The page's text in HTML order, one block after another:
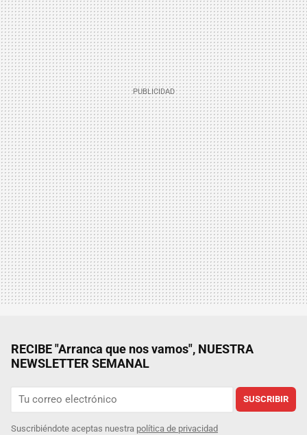
RECIBE "Arranca que nos vamos", NUESTRA
NEWSLETTER SEMANAL
SUSCRIBIR
Suscribiéndote aceptas nuestra política de privacidad